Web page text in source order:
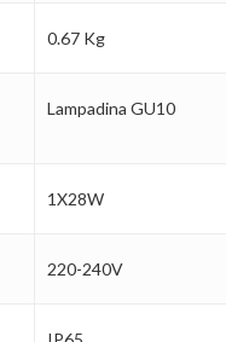
0.67 Kg
Lampadina GU10
1X28W
220-240V